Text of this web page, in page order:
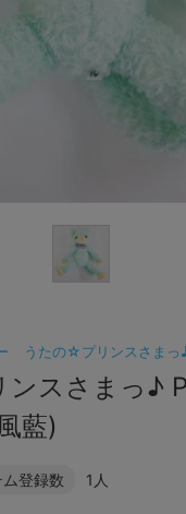
うたの☆プリンスさまっ
スさまっ♪
藍)
登録数 1人